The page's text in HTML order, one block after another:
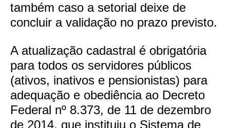
também caso a setorial deixe de
concluir a validação no prazo previsto.
A atualização cadastral é obrigatória
para todos os servidores públicos
(ativos, inativos e pensionistas) para
adequação e obediência ao Decreto
Federal nº 8.373, de 11 de dezembro
de 2014, que instituiu o Sistema de